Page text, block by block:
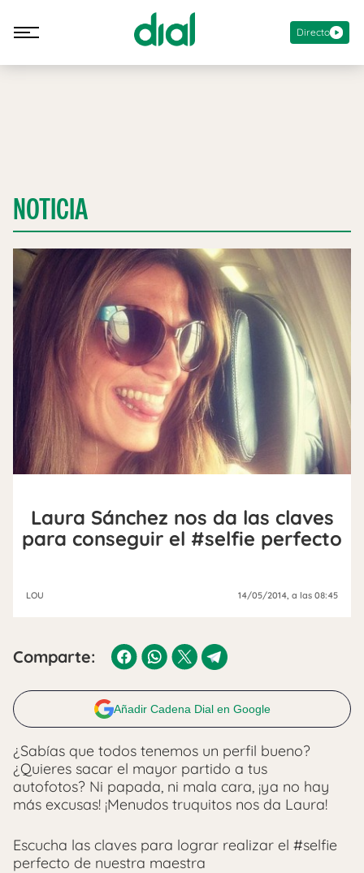
Directo
NOTICIA
Laura Sánchez nos da las claves
para conseguir el #selfie perfecto
LOU 14/05/2014 , a las 08:45
Comparte:
Añadir Cadena Dial en Google
¿Sabías que todos tenemos un perfil bueno?
¿Quieres sacar el mayor partido a tus
autofotos? Ni papada, ni mala cara, ¡ya no hay
más excusas! ¡Menudos truquitos nos da Laura!
Escucha las claves para lograr realizar el #selfie
perfecto de nuestra maestra